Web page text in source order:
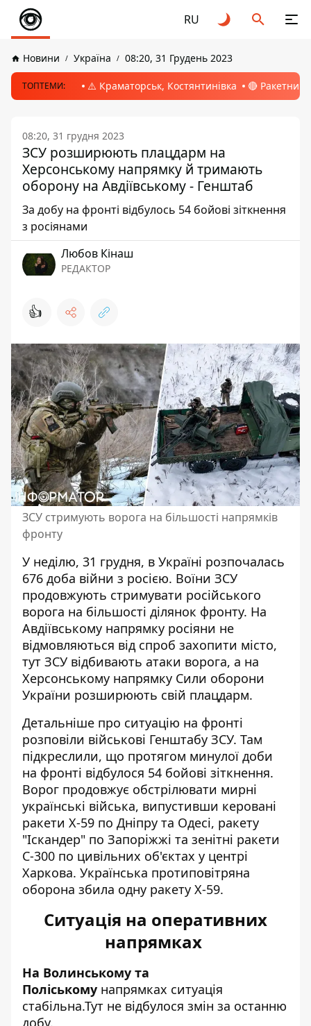
RU
Новини Україна 08:20, 31 Грудень 2023
ТОПТЕМИ: ⚠️ Краматорськ, Костянтинівка 🔴 Ракетний
08:20, 31 грудня 2023
ЗСУ розширюють плацдарм на
Херсонському напрямку й тримають
оборону на Авдіївському - Генштаб
За добу на фронті відбулось 54 бойові зіткнення
з росіянами
Любов Кінаш
РЕДАКТОР
👍
ЗСУ стримують ворога на більшості напрямків
фронту
У неділю, 31 грудня, в Україні розпочалась
676 доба війни з росією. Воїни ЗСУ
продовжують стримувати російського
ворога на більшості ділянок фронту. На
Авдіївському напрямку росіяни не
відмовляються від спроб захопити місто,
тут ЗСУ відбивають атаки ворога, а на
Херсонському напрямку Сили оборони
України розширюють свій плацдарм.
Детальніше про ситуацію на фронті
розповіли військові Генштабу ЗСУ. Там
підкреслили, що протягом минулої доби
на фронті відбулося 54 бойові зіткнення.
Ворог продовжує обстрілювати мирні
українські війська, випустивши керовані
ракети Х-59 по Дніпру та Одесі, ракету
"Іскандер" по Запоріжжі та зенітні ракети
С-300 по цивільних об'єктах у центрі
Харкова. Українська протиповітряна
оборона збила одну ракету Х-59.
Ситуація на оперативних
напрямках
На Волинському та
Поліському напрямках ситуація
стабільна.Тут не відбулося змін за останню
добу.